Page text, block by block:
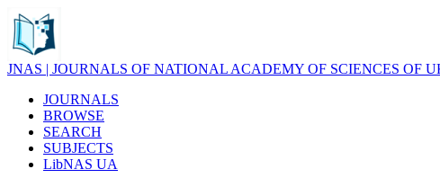
JNAS | JOURNALS OF NATIONAL ACADEMY OF SCIENCES OF
JOURNALS
BROWSE
SEARCH
SUBJECTS
LibNAS UA